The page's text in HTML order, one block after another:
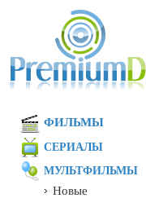
ФИЛЬМЫ
СЕРИАЛЫ
МУЛЬТФИЛЬМЫ
Новые